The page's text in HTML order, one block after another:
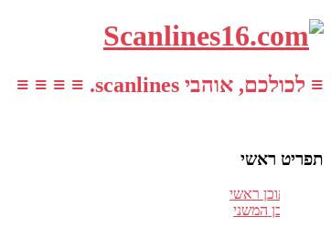
≡ לכולכם, אוהבי scanlines. ≡ ≡ ≡ ≡
תפריט ראשי
עבור לתוכן ראשי
דלג לתוכן המשני